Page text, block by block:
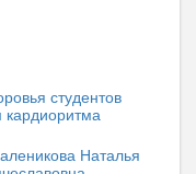
студентов
кардиоритма
Наталья